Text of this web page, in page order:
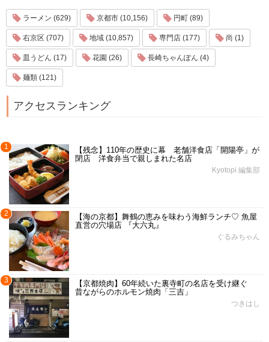
ラーメン (629) 京都市 (10,156) 円町 (89)
右京区 (707) 地域 (10,857) 専門店 (177) 尚 (1)
皿うどん (17) 花園 (26) 長崎ちゃんぽん (4)
麺類 (121)
アクセスランキング
1
【残念】110年の歴史に幕 老舗洋食店「開陽亭」が
閉店 洋食弁当で親しまれた名店
Kyotopi 編集部
2
【海の京都】舞鶴の恵みを味わう海鮮ランチ♡ 魚屋
直営の穴場店 『大六丸』
ぐるみちゃん
3
【京都焼肉】60年続いた裏寺町の名店を受け継ぐ
昔ながらのホルモン焼肉「三吉」
つきはし